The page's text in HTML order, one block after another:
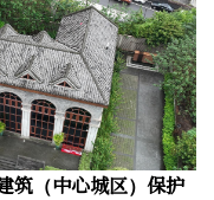
筑（中心城区）保护